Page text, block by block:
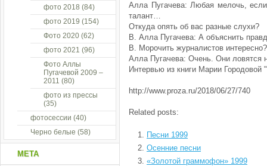
Алла Пугачева: Любая мелочь,
талант…
Откуда опять об вас разные слухи?
В. Алла Пугачева: А объяснить
В. Морочить журналистов интересно?
Алла Пугачева: Очень. Они ловятся
Интервью из книги Марии
http://www.proza.ru/2018/06/27/740
Related posts:
Песни 1999
Осенние песни
«Золотой граммофон» 1999
фото 2018 (84)
фото 2019 (154)
Фото 2020 (62)
фото 2021 (96)
Фото Аллы
Пугачевой 2009 –
2011 (80)
фото из прессы
(35)
фотосессии (40)
Черно белые (58)
МЕТА